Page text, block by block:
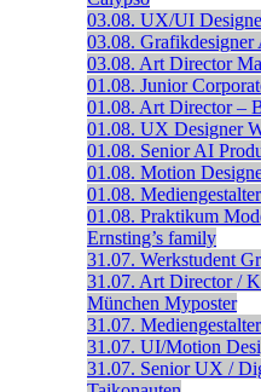
03.08. UX/UI
03.08. Grafikdesigner
03.08. Art Director
01.08. Junior
01.08. Art Director –
01.08. UX Designer
01.08. Senior AI
01.08. Motion
01.08. Mediengestalter
01.08. Praktikum
Ernsting’s family
31.07. Werkstudent
31.07. Art Director /
München Myposter
31.07. Mediengestalter
31.07. UI/Motion
31.07. Senior UX /